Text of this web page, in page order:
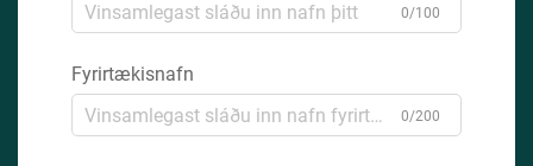
0/100
Fyrirtækisnafn
0/200